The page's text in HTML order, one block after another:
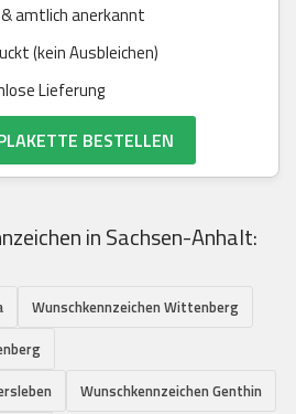
amtlich anerkannt
(kein Ausbleichen)
Lieferung
BESTELLEN
in Sachsen-Anhalt:
Wunschkennzeichen Wittenberg
Wunschkennzeichen Genthin